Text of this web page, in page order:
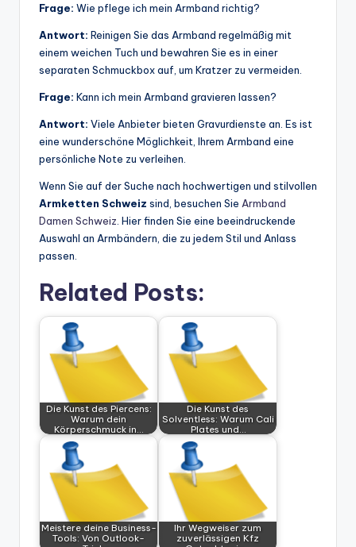
Frage: Wie pflege ich mein Armband richtig?
Antwort: Reinigen Sie das Armband regelmäßig mit
einem weichen Tuch und bewahren Sie es in einer
separaten Schmuckbox auf, um Kratzer zu vermeiden.
Frage: Kann ich mein Armband gravieren lassen?
Antwort: Viele Anbieter bieten Gravurdienste an. Es ist
eine wunderschöne Möglichkeit, Ihrem Armband eine
persönliche Note zu verleihen.
Wenn Sie auf der Suche nach hochwertigen und stilvollen
Armketten Schweiz sind, besuchen Sie Armband
Damen Schweiz . Hier finden Sie eine beeindruckende
Auswahl an Armbändern, die zu jedem Stil und Anlass
passen.
Related Posts:
Die Kunst des Piercens:
Warum dein
Körperschmuck in…
Die Kunst des
Solventless: Warum Cali
Plates und…
Meistere deine Business-
Tools: Von Outlook-
Ihr Wegweiser zum
zuverlässigen Kfz